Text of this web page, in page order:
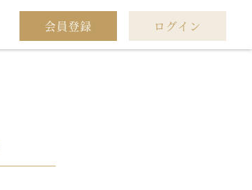
会員登録 ログイン